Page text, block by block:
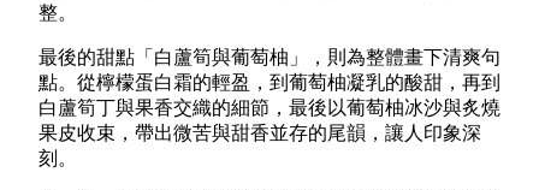
整。
最後的甜點「白蘆筍與葡萄柚」，則為整體畫下清爽句
點。從檸檬蛋白霜的輕盈，到葡萄柚凝乳的酸甜，再到
白蘆筍丁與果香交織的細節，最後以葡萄柚冰沙與炙燒
果皮收束，帶出微苦與甜香並存的尾韻，讓人印象深
刻。